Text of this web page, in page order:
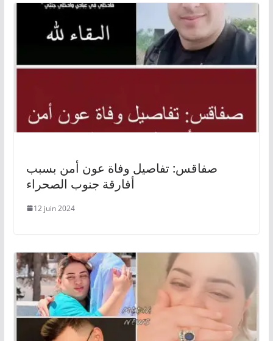
صفاقس: تفاصيل وفاة عون أمن بسبب
أفارقة جنوب الصحراء
12 juin 2024